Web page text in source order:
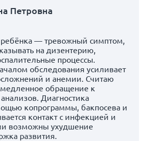
Петровна
— тревожный симптом,
на дизентерию,
процессы.
обследования усиливает
и анемии. Считаю
обращение к
Диагностика
копрограммы, бакпосева и
контакт с инфекцией и
возможны ухудшение
развития.